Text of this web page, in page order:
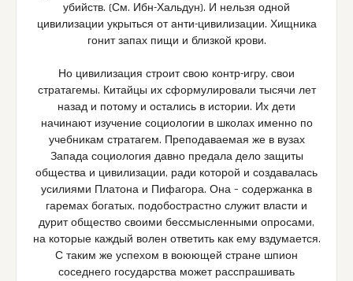
убийств. (См. Ибн-Хальдун). И нельзя одной
цивилизации укрыться от анти-цивилизации. Хищника
гонит запах пищи и близкой крови.
Но цивилизация строит свою контр-игру, свои
стратагемы. Китайцы их сформулировали тысячи лет
назад и потому и остались в истории. Их дети
начинают изучение социологии в школах именно по
учебникам стратагем. Преподаваемая же в вузах
Запада социология давно предала дело защиты
общества и цивилизации, ради которой и создавалась
усилиями Платона и Пифагора. Она – содержанка в
гаремах богатых, подобострастно служит власти и
дурит общество своими бессмысленными опросами,
на которые каждый волен ответить как ему вздумается.
С таким же успехом в воюющей стране шпион
соседнего государства может расспрашивать